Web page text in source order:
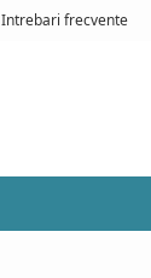
Intrebari frecvente